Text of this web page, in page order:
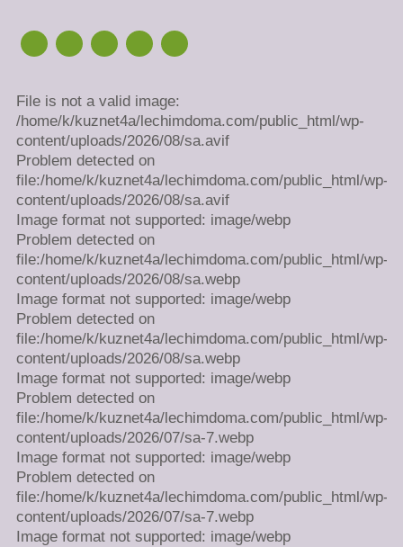
File is not a valid image:
/home/k/kuznet4a/lechimdoma.com/public_html/wp-
content/uploads/2026/08/sa.avif
Problem detected on
file:/home/k/kuznet4a/lechimdoma.com/public_html/wp-
content/uploads/2026/08/sa.avif
Image format not supported: image/webp
Problem detected on
file:/home/k/kuznet4a/lechimdoma.com/public_html/wp-
content/uploads/2026/08/sa.webp
Image format not supported: image/webp
Problem detected on
file:/home/k/kuznet4a/lechimdoma.com/public_html/wp-
content/uploads/2026/08/sa.webp
Image format not supported: image/webp
Problem detected on
file:/home/k/kuznet4a/lechimdoma.com/public_html/wp-
content/uploads/2026/07/sa-7.webp
Image format not supported: image/webp
Problem detected on
file:/home/k/kuznet4a/lechimdoma.com/public_html/wp-
content/uploads/2026/07/sa-7.webp
Image format not supported: image/webp